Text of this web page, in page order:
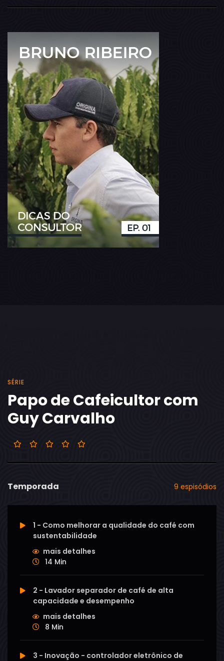
SÉRIE
Papo de Cafeicultor com
Guy Carvalho
Temporada 9 espisódios
1 - Como melhorar a qualidade do café com
sustentabilidade
mais detalhes
14 Min
2 - Lavador separador de café de alta
capacidade e desempenho
mais detalhes
8 Min
3 - Inovação - controlador eletrônico de